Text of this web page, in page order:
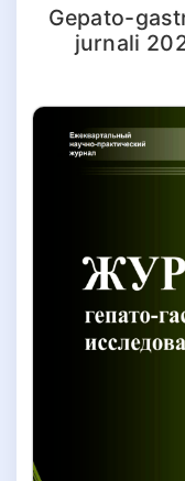
Gepato-
jurnali